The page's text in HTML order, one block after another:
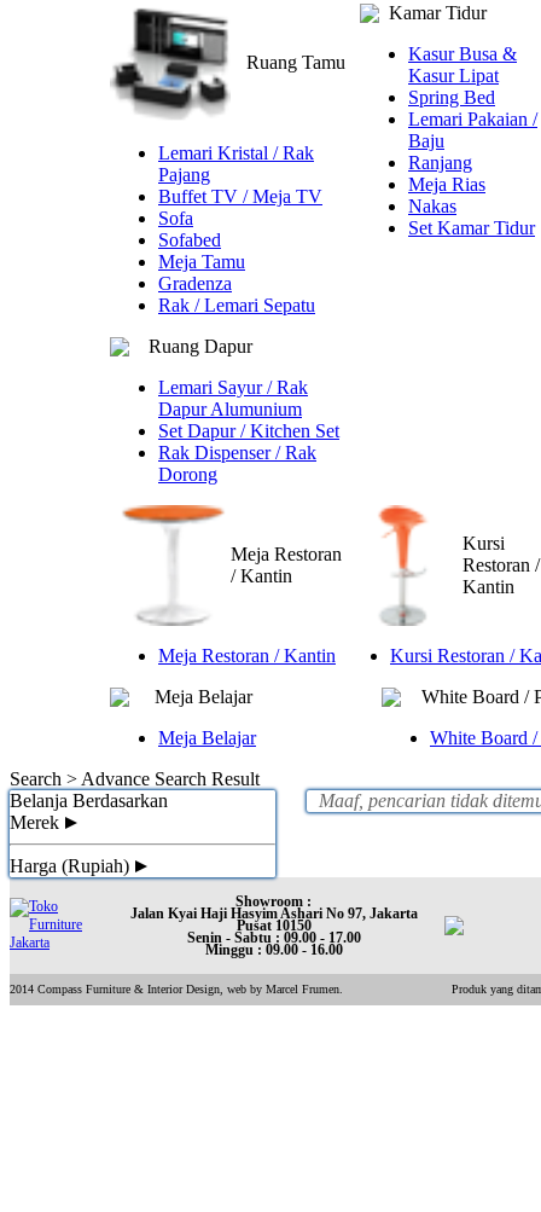
Ruang Tamu
Lemari Kristal / Rak
Pajang
Buffet TV / Meja TV
Sofa
Sofabed
Meja Tamu
Gradenza
Rak / Lemari Sepatu
Kamar Tidur
Kasur Busa &
Kasur Lipat
Spring Bed
Lemari Pakaian /
Baju
Ranjang
Meja Rias
Nakas
Set Kamar Tidur
Ruang Dapur
Lemari Sayur / Rak
Dapur Alumunium
Set Dapur / Kitchen Set
Rak Dispenser / Rak
Dorong
Meja Restoran
/ Kantin
Meja Restoran / Kantin
Kursi
Restoran /
Kantin
Kursi Restoran /
Meja Belajar
Meja Belajar
White Board /
White Board /
Search > Advance Search Result
Belanja Berdasarkan
Merek
Harga (Rupiah)
Maaf, pencarian tidak
Showroom :
Jalan Kyai Haji Hasyim Ashari No 97, Jakarta
Pusat 10150
Senin - Sabtu : 09.00 - 17.00
Minggu : 09.00 - 16.00
2014 Compass Furniture & Interior Design, web by Marcel Frumen. Produk yang